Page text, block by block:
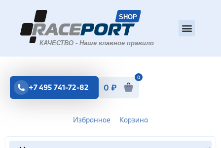
Избранное Корзина
+7 495 741-72-82 0 ₽
0